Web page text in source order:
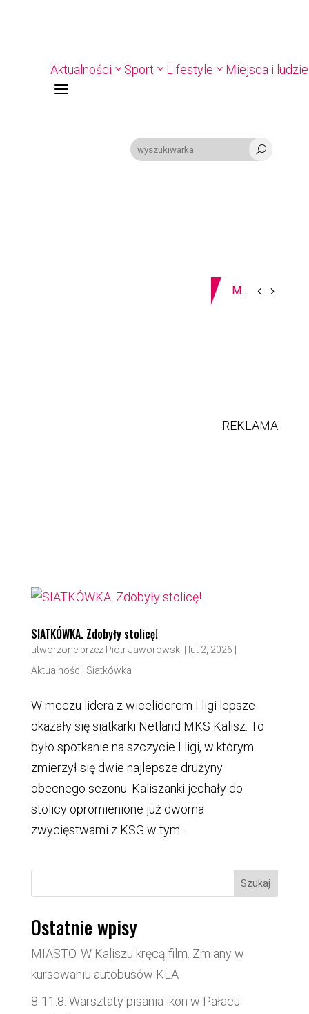
Aktualności Sport Lifestyle Miejsca i ludzie
a
U
MIASTO. W Kaliszu kręcą film. Zmiany w kursowaniu autobusów KLA
REKLAMA
SIATKÓWKA. Zdobyły stolicę!
utworzone przez Piotr Jaworowski lut 2, 2026
Aktualności Siatkówka
W meczu lidera z wiceliderem I ligi lepsze
okazały się siatkarki Netland MKS Kalisz. To
było spotkanie na szczycie I ligi, w którym
zmierzył się dwie najlepsze drużyny
obecnego sezonu. Kaliszanki jechały do
stolicy opromienione już dwoma
zwycięstwami z KSG w tym...
Szukaj
Ostatnie wpisy
MIASTO. W Kaliszu kręcą film. Zmiany w
kursowaniu autobusów KLA
8-11.8. Warsztaty pisania ikon w Pałacu